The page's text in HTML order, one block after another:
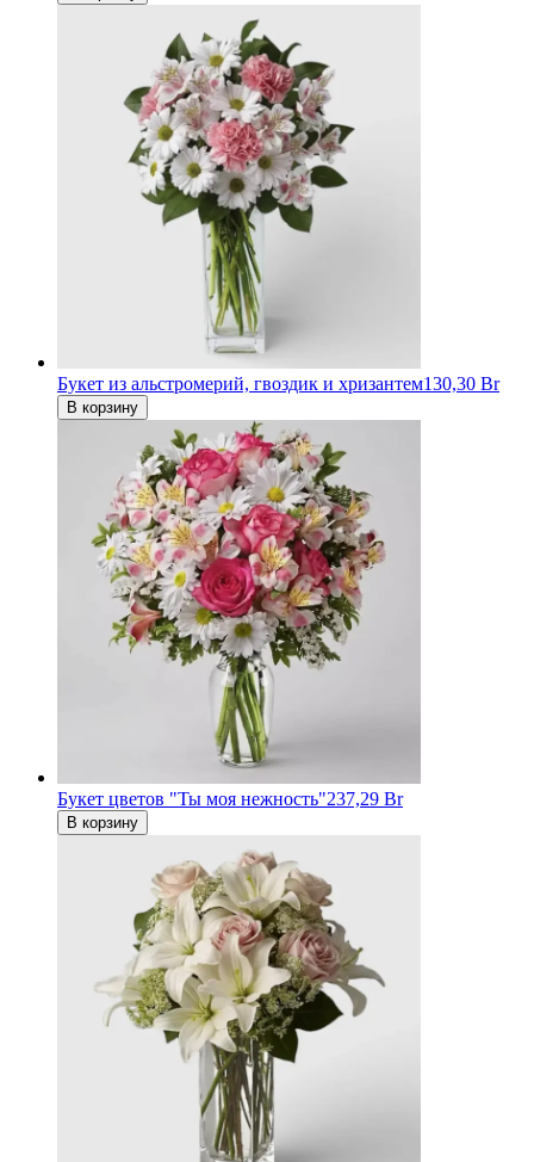
Букет из альстромерий, гвоздик и хризантем130,30 Br
В корзину
Букет цветов "Ты моя нежность"237,29 Br
В корзину